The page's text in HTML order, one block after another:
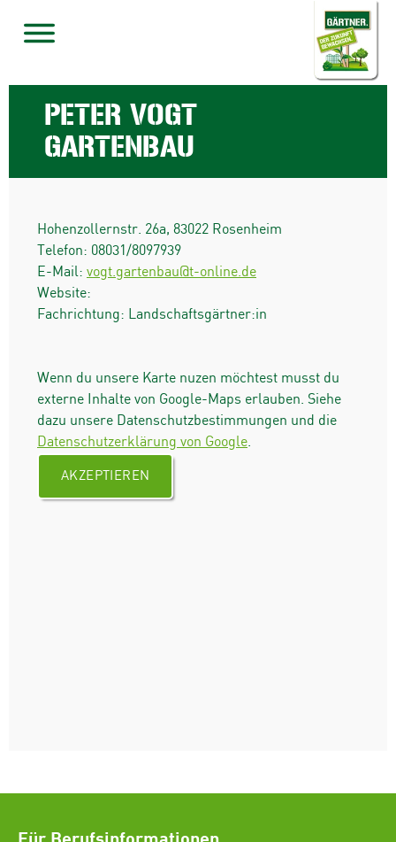
PETER VOGT
GARTENBAU
Hohenzollernstr. 26a, 83022 Rosenheim
Telefon: 08031/8097939
E-Mail: vogt.gartenbau@t-online.de
Website:
Fachrichtung: Landschaftsgärtner:in
Wenn du unsere Karte nuzen möchtest musst du
externe Inhalte von Google-Maps erlauben. Siehe
dazu unsere Datenschutzbestimmungen und die
Datenschutzerklärung von Google.
AKZEPTIEREN
Für Berufsinformationen